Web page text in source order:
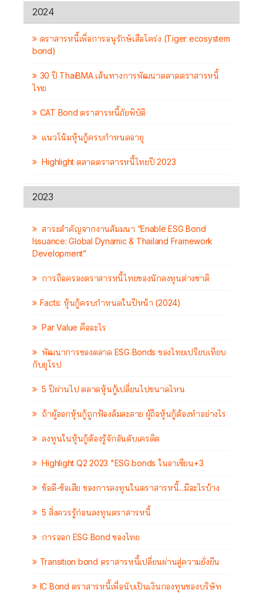
2024
ตราสารหนี้เพื่อการอนุรักษ์เสือโคร่ง (Tiger ecosystem
bond)
30 ปี ThaiBMA เส้นทางการพัฒนาตลาดตราสารหนี้
ไทย
CAT Bond ตราสารหนี้ภัยพิบัติ
แนวโน้มหุ้นกู้ครบกำหนดอายุ
Highlight ตลาดตราสารหนี้ไทยปี 2023
2023
สาระสำคัญจากงานสัมมนา “Enable ESG Bond
Issuance: Global Dynamic & Thailand Framework
Development”
การถือครองตราสารหนี้ไทยของนักลงทุนต่างชาติ
Facts: หุ้นกู้ครบกำหนดในปีหน้า (2024)
Par Value คืออะไร
พัฒนาการของตลาด ESG Bonds ของไทยเปรียบเทียบ
กับยุโรป
5 ปีผ่านไป ตลาดหุ้นกู้เปลี่ยนไปขนาดไหน
ถ้าผู้ออกหุ้นกู้ถูกฟ้องล้มละลาย ผู้ถือหุ้นกู้ต้องทำอย่างไร
ลงทุนในหุ้นกู้ต้องรู้จักอันดับเครดิต
Highlight Q2 2023 "ESG bonds ในอาเซียน+3
ข้อดี-ข้อเสีย ของการลงทุนในตราสารหนี้...มีอะไรบ้าง
5 สิ่งควรรู้ก่อนลงทุนตราสารหนี้
การออก ESG Bond ของไทย
Transition bond ตราสารหนี้เปลี่ยนผ่านสู่ความยั่งยืน
IC Bond ตราสารหนี้เพื่อนับเป็นเงินกองทุนของบริษัท